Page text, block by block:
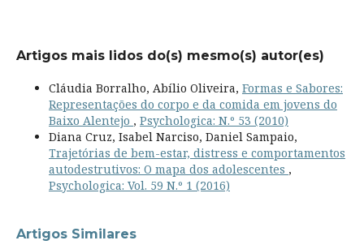
Artigos mais lidos do(s) mesmo(s) autor(es)
Cláudia Borralho, Abílio Oliveira, Formas e Sabores:
Representações do corpo e da comida em jovens do
Baixo Alentejo , Psychologica: N.º 53 (2010)
Diana Cruz, Isabel Narciso, Daniel Sampaio,
Trajetórias de bem-estar, distress e comportamentos
autodestrutivos: O mapa dos adolescentes ,
Psychologica: Vol. 59 N.º 1 (2016)
Artigos Similares